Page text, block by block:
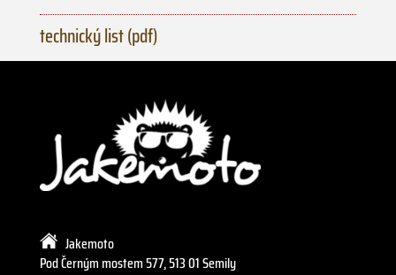
technický list (pdf)
Jakemoto
Pod Černým mostem 577, 513 01 Semily